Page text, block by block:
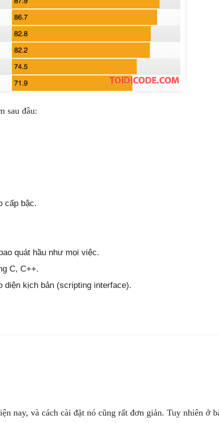
sau đâu:
cấp bậc.
quát hầu như mọi việc.
C, C++.
diện kịch bản (scripting interface).
nay, và cách cài đặt nó cũng rất đơn giản. Tuy nhiên ở